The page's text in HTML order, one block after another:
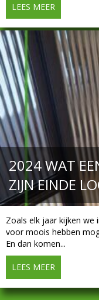
LEES MEER
2024 WAT
ZIJN EINDE
Zoals elk jaar kijken we
voor moois hebben
En dan komen...
LEES MEER